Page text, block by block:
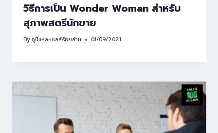
วิธีการเป็น Wonder Woman สำหรับ
สุภาพสตรีนักขาย
Byกูนี่แหละเซลล์ร้อยล้าน 01/09/2021